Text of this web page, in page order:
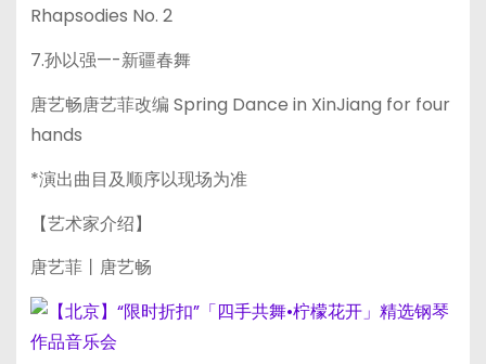
Rhapsodies No. 2
7.孙以强—-新疆春舞
唐艺畅唐艺菲改编 Spring Dance in XinJiang for four
hands
*演出曲目及顺序以现场为准
【艺术家介绍】
唐艺菲丨唐艺畅